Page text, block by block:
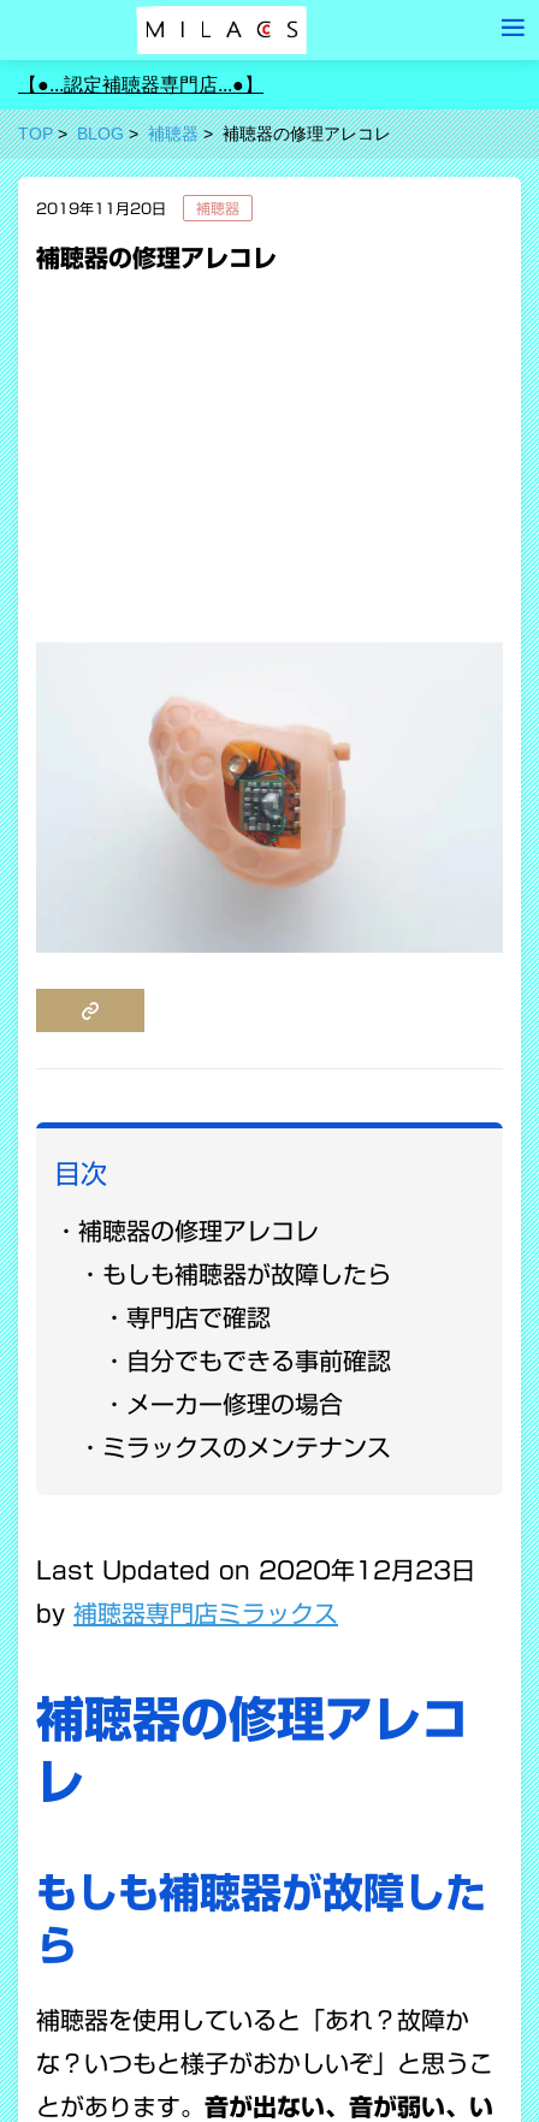
【●...認定補聴器専門店...●】
TOP BLOG 補聴器 補聴器の修理アレコレ
2019年11月20日 補聴器
補聴器の修理アレコレ
目次
補聴器の修理アレコレ
もしも補聴器が故障したら
専門店で確認
自分でもできる事前確認
メーカー修理の場合
ミラックスのメンテナンス
Last Updated on 2020年12月23日
by 補聴器専門店ミラックス
補聴器の修理アレコ
レ
もしも補聴器が故障した
ら
補聴器を使用していると「あれ？故障か
な？いつもと様子がおかしいぞ」と思うこ
とがあります。 音が出ない、音が弱い、い